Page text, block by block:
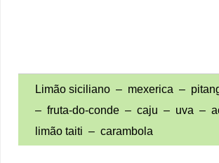
Limão siciliano – mexerica –
– fruta-do-conde – caju – uva –
limão taiti – carambola